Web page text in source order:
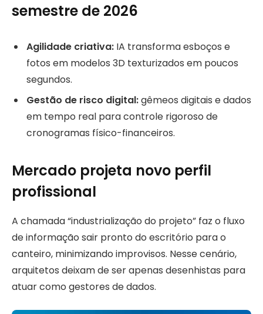
semestre de 2026
Agilidade criativa: IA transforma esboços e
fotos em modelos 3D texturizados em poucos
segundos.
Gestão de risco digital:gêmeos digitais e dados
em tempo real para controle rigoroso de
cronogramas físico-financeiros.
Mercado projeta novo perfil
profissional
A chamada “industrialização do projeto” faz o fluxo
de informação sair pronto do escritório para o
canteiro, minimizando improvisos. Nesse cenário,
arquitetos deixam de ser apenas desenhistas para
atuar como gestores de dados.